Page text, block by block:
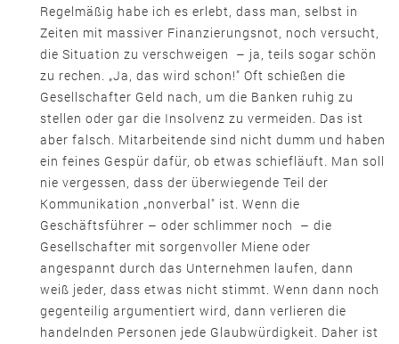
Regelmäßig habe ich es erlebt, dass man, selbst in
Zeiten mit massiver Finanzierungsnot, noch versucht,
die Situation zu verschweigen – ja, teils sogar schön
zu rechen. „Ja, das wird schon!" Oft schießen die
Gesellschafter Geld nach, um die Banken ruhig zu
stellen oder gar die Insolvenz zu vermeiden. Das ist
aber falsch. Mitarbeitende sind nicht dumm und haben
ein feines Gespür dafür, ob etwas schiefläuft. Man soll
nie vergessen, dass der überwiegende Teil der
Kommunikation „nonverbal" ist. Wenn die
Geschäftsführer – oder schlimmer noch – die
Gesellschafter mit sorgenvoller Miene oder
angespannt durch das Unternehmen laufen, dann
weiß jeder, dass etwas nicht stimmt. Wenn dann noch
gegenteilig argumentiert wird, dann verlieren die
handelnden Personen jede Glaubwürdigkeit. Daher ist